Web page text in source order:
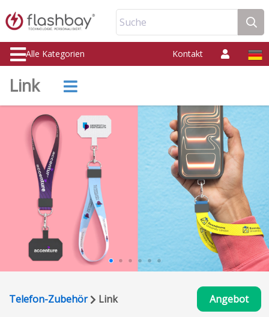
Suche
Alle Kategorien Kontakt
Link
Telefon-Zubehör Link Angebot